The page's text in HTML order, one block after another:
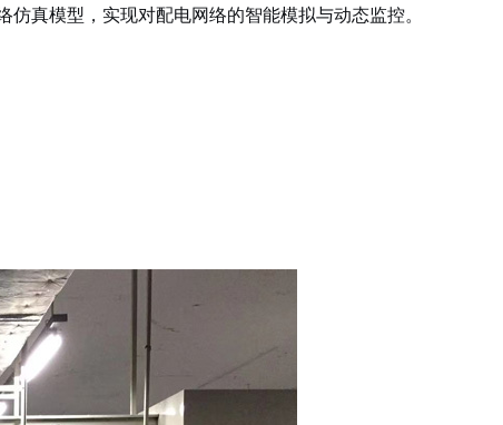
真模型，实现对配电网络的智能模拟与动态监控。